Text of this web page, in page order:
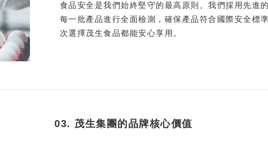
食品安全是我們始終堅守的最高原則。我們採用先進
每一批產品進行全面檢測，確保產品符合國際安全標
次選擇茂生食品都能安心享用。
03. 茂生集團的品牌核心價值